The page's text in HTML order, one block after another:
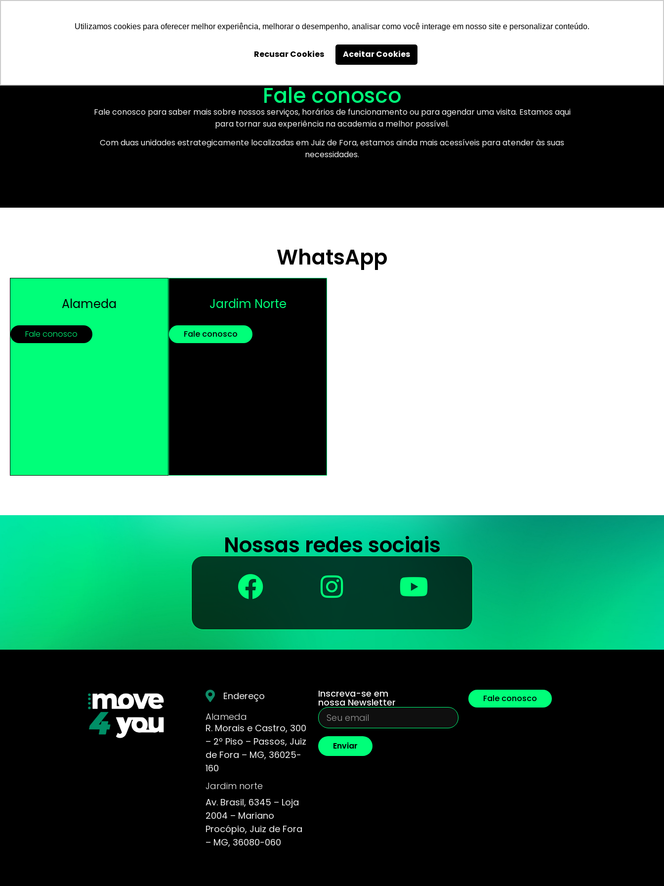
Utilizamos cookies para oferecer melhor experiência, melhorar o desempenho, analisar como você interage em nosso site e personalizar conteúdo.
Recusar Cookies Aceitar Cookies
Sobre Nós Aulas Academia Move4You Planos Academia Move4You Fale Conosco Cidade Alta
Fale conosco
Fale conosco para saber mais sobre nossos serviços, horários de funcionamento ou para agendar uma visita. Estamos aqui
para tornar sua experiência na academia a melhor possível.
Com duas unidades estrategicamente localizadas em Juiz de Fora, estamos ainda mais acessíveis para atender às suas
necessidades.
WhatsApp
Alameda
Fale conosco
Jardim Norte
Fale conosco
Nossas redes sociais
Endereço
Alameda
R. Morais e Castro, 300
– 2º Piso – Passos, Juiz
de Fora – MG, 36025-
160
Jardim norte
Av. Brasil, 6345 – Loja
2004 – Mariano
Procópio, Juiz de Fora
– MG, 36080-060
Inscreva-se em
nossa Newsletter
Enviar
Fale conosco